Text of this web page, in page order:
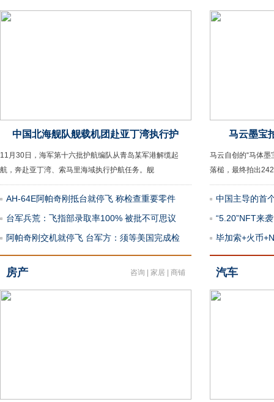
中国北海舰队舰载机团赴亚丁湾执行护
11月30日，海军第十六批护航编队从青岛某军港解缆起
航，奔赴亚丁湾、索马里海域执行护航任务。舰
AH-64E阿帕奇刚抵台就停飞 称检查重要零件
台军兵荒：飞指部录取率100% 被批不可思议
阿帕奇刚交机就停飞 台军方：须等美国完成检
房产 咨询 家居 商铺
马云墨宝
马云自创的“马体墨
落槌，最终拍出
中国主导的首
“5.20”NFT来
毕加索+火币
汽车